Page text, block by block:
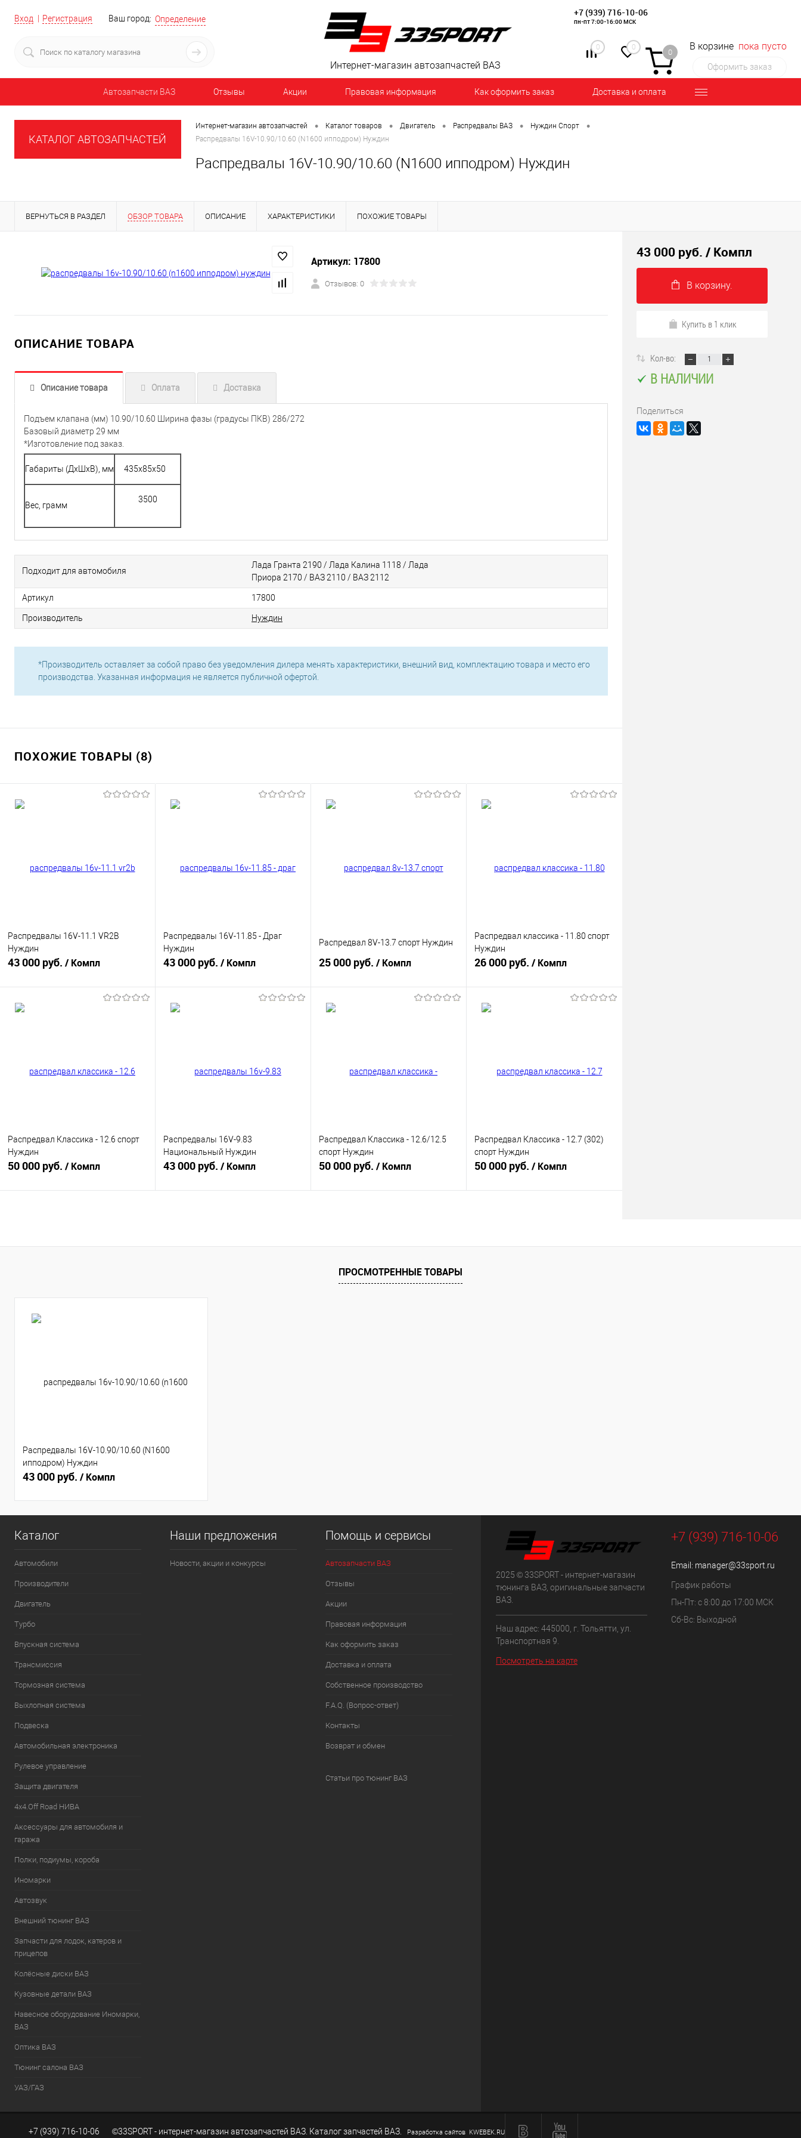
Вход Регистрация Ваш город: Определение
+7 (939) 716-10-06
пн-пт 7:00-16:00 МСК
0 0
0
В корзине пока пусто
Оформить заказ
Интернет-магазин автозапчастей ВАЗ
Автозапчасти ВАЗ Отзывы Акции Правовая информация Как оформить заказ Доставка и оплата
КАТАЛОГ АВТОЗАПЧАСТЕЙ
Интернет-магазин автозапчастей • Каталог товаров • Двигатель • Распредвалы ВАЗ • Нуждин Спорт •
Распредвалы 16V-10.90/10.60 (N1600 ипподром) Нуждин
Распредвалы 16V-10.90/10.60 (N1600 ипподром) Нуждин
ВЕРНУТЬСЯ В РАЗДЕЛ ОБЗОР ТОВАРА ОПИСАНИЕ ХАРАКТЕРИСТИКИ ПОХОЖИЕ ТОВАРЫ
Артикул: 17800
Отзывов: 0
ОПИСАНИЕ ТОВАРА
Описание товара Оплата Доставка
Подъем клапана (мм) 10.90/10.60 Ширина фазы (градусы ПКВ) 286/272
Базовый диаметр 29 мм
*Изготовление под заказ.
Габариты (ДхШхВ), мм 435х85х50
Вес, грамм
3500
Подходит для автомобиля
Лада Гранта 2190 / Лада Калина 1118 / Лада
Приора 2170 / ВАЗ 2110 / ВАЗ 2112
Артикул 17800
Производитель Нуждин
*Производитель оставляет за собой право без уведомления дилера менять характеристики, внешний вид, комплектацию товара и место его
производства. Указанная информация не является публичной офертой.
ПОХОЖИЕ ТОВАРЫ (8)
Распредвалы 16V-11.1 VR2B
Нуждин
43 000 руб. / Компл
Распредвалы 16V-11.85 - Драг
Нуждин
43 000 руб. / Компл
Распредвал 8V-13.7 спорт Нуждин
25 000 руб. / Компл
Распредвал классика - 11.80 спорт
Нуждин
26 000 руб. / Компл
Распредвал Классика - 12.6 спорт
Нуждин
50 000 руб. / Компл
Распредвалы 16V-9.83
Национальный Нуждин
43 000 руб. / Компл
Распредвал Классика - 12.6/12.5
спорт Нуждин
50 000 руб. / Компл
Распредвал Классика - 12.7 (302)
спорт Нуждин
50 000 руб. / Компл
43 000 руб. / Компл
В корзину.
Купить в 1 клик
Кол-во:
В НАЛИЧИИ
Поделиться
ПРОСМОТРЕННЫЕ ТОВАРЫ
Распредвалы 16V-10.90/10.60 (N1600
ипподром) Нуждин
43 000 руб. / Компл
Каталог
Автомобили
Производители
Двигатель
Турбо
Впускная система
Трансмиссия
Тормозная система
Выхлопная система
Подвеска
Автомобильная электроника
Рулевое управление
Защита двигателя
4х4.Off Road НИВА
Аксессуары для автомобиля и
гаража
Полки, подиумы, короба
Иномарки
Автозвук
Внешний тюнинг ВАЗ
Запчасти для лодок, катеров и
прицепов
Колёсные диски ВАЗ
Кузовные детали ВАЗ
Навесное оборудование Иномарки,
ВАЗ
Оптика ВАЗ
Тюнинг салона ВАЗ
УАЗ/ГАЗ
Наши предложения
Новости, акции и конкурсы
Помощь и сервисы
Автозапчасти ВАЗ
Отзывы
Акции
Правовая информация
Как оформить заказ
Доставка и оплата
Собственное производство
F.A.Q. (Вопрос-ответ)
Контакты
Возврат и обмен
Статьи про тюнинг ВАЗ
2025 © 33SPORT - интернет-магазин
тюнинга ВАЗ, оригинальные запчасти
ВАЗ.
Наш адрес: 445000, г. Тольятти, ул.
Транспортная 9.
Посмотреть на карте
+7 (939) 716-10-06
Email: manager@33sport.ru
График работы
Пн-Пт: с 8:00 до 17:00 МСК
Сб-Вс: Выходной
+7 (939) 716-10-06 ©33SPORT - интернет-магазин автозапчастей ВАЗ. Каталог запчастей ВАЗ. Разработка сайтов KWEBEK.RU